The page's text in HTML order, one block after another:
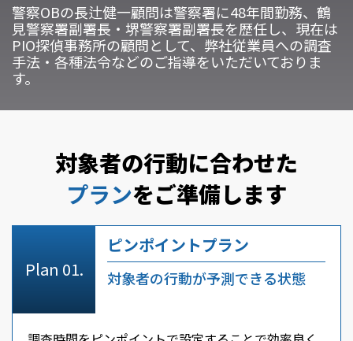
警察OBの長辻健一顧問は警察署に48年間勤務、鶴
見警察署副署長・堺警察署副署長を歴任し、現在は
PIO探偵事務所の顧問として、弊社従業員への調査
手法・各種法令などのご指導をいただいておりま
す。
対象者の行動に合わせた
プランをご準備します
ピンポイントプラン
対象者の行動が予測できる状態